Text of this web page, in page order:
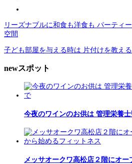
リーズナブルに和食も洋食も パーティ
空間
子ども部屋を与える時は 片付けを教え
newスポット
今夜のワインのお供は 管理栄養
メッサオークワ高松店２階にオー